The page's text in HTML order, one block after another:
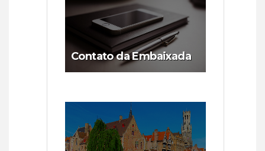
Contato da Embaixada